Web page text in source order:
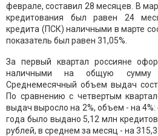
феврале, составил 28 месяцев. В
кредитования был равен 24
кредита (ПСК) наличными в марте
показатель был равен 31,05%.
За первый квартал россияне
наличными на общую сумму
Среднемесячный объем выдач
По сравнению с четвертым
выдач выросло на 2%, объем - на 4%:
года было выдано 5,12 млн
рублей, в среднем за месяц - на